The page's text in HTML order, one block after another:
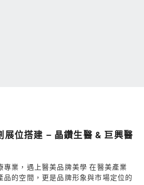
展位搭建 – 晶鑽生醫 & 巨興醫
專業，遇上醫美品牌美學 在醫美產業
品的空間，更是品牌形象與市場定位的